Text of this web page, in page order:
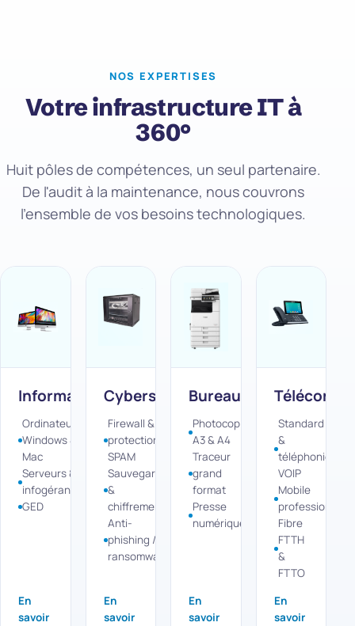
NOS EXPERTISES
Votre infrastructure IT à
360°
Huit pôles de compétences, un seul partenaire.
De l'audit à la maintenance, nous couvrons
l'ensemble de vos besoins technologiques.
Informatique
Ordinateurs
Windows &
Mac
Serveurs &
infogérance
GED
En
savoir
Cybersécurité
Firewall &
protection
SPAM
Sauvegarde
&
chiffrement
Anti-
phishing /
ransomware
En
savoir
Bureautique
Photocopieurs
A3 & A4
Traceur
grand
format
Presse
numérique
En
savoir
Télécom
Standard
&
téléphonie
VOIP
Mobile
professionnel
Fibre
FTTH
&
FTTO
En
savoir